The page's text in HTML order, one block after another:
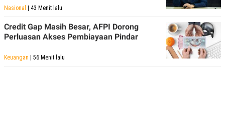
Nasional | 43 Menit lalu
Credit Gap Masih Besar, AFPI Dorong
Perluasan Akses Pembiayaan Pindar
Keuangan | 56 Menit lalu